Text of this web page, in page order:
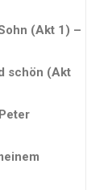
(Akt 1) –
schön (Akt